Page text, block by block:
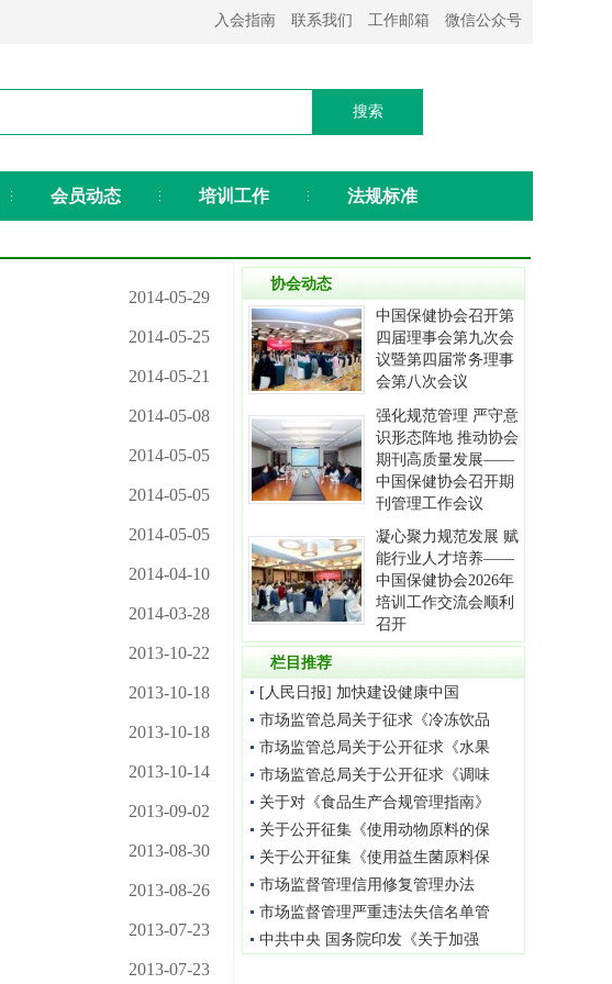
入会指南 联系我们 工作邮箱 微信公众号
会员动态 培训工作 法规标准
2014-05-29
2014-05-25
2014-05-21
2014-05-08
2014-05-05
2014-05-05
2014-05-05
2014-04-10
2014-03-28
2013-10-22
2013-10-18
2013-10-18
2013-10-14
2013-09-02
2013-08-30
2013-08-26
2013-07-23
2013-07-23
协会动态
中国保健协会召开第
四届理事会第九次会
议暨第四届常务理事
会第八次会议
强化规范管理 严守意
识形态阵地 推动协会
期刊高质量发展——
中国保健协会召开期
刊管理工作会议
凝心聚力规范发展 赋
能行业人才培养——
中国保健协会2026年
培训工作交流会顺利
召开
栏目推荐
[人民日报] 加快建设健康中国
市场监管总局关于征求《冷冻饮品
市场监管总局关于公开征求《水果
市场监管总局关于公开征求《调味
关于对《食品生产合规管理指南》
关于公开征集《使用动物原料的保
关于公开征集《使用益生菌原料保
市场监督管理信用修复管理办法
市场监督管理严重违法失信名单管
中共中央 国务院印发《关于加强